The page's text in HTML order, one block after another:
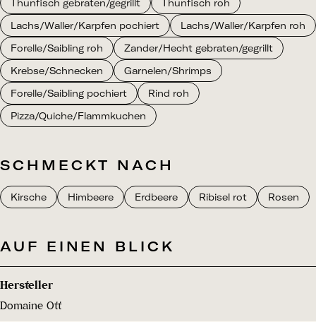
Thunfisch gebraten/gegrillt
Thunfisch roh
Lachs/Waller/Karpfen pochiert
Lachs/Waller/Karpfen roh
Forelle/Saibling roh
Zander/Hecht gebraten/gegrillt
Krebse/Schnecken
Garnelen/Shrimps
Forelle/Saibling pochiert
Rind roh
Pizza/Quiche/Flammkuchen
SCHMECKT NACH
Kirsche Himbeere Erdbeere Ribisel rot Rosen
AUF EINEN BLICK
Hersteller
Domaine Ott